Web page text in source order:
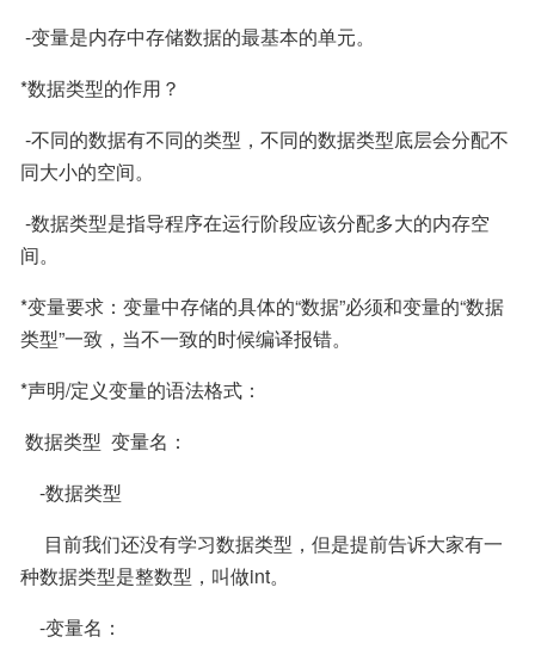
-变量是内存中存储数据的最基本的单元。
*数据类型的作用？
同大小的空间。
间。
*变量要求：变量中存储的具体的“数据”必须和变量的“数据
类型”一致，当不一致的时候编译报错。
*声明/定义变量的语法格式：
数据类型  变量名：
-数据类型
种数据类型是整数型，叫做int。
-变量名：